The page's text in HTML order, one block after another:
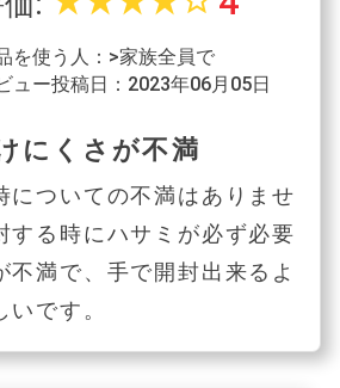
を使う人：>家族全員で
ュー投稿日：2023年06月05日
にくさが不満
についての不満はありませ
する時にハサミが必ず必要
不満で、手で開封出来るよ
です。